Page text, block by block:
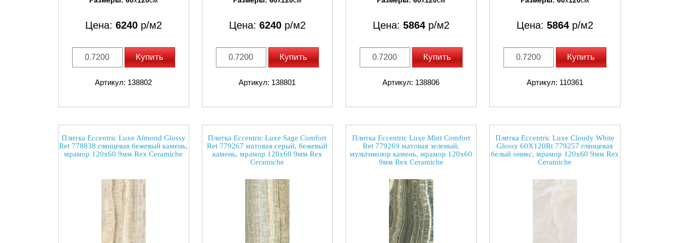
Цена: 6240р/м2
Купить
Артикул: 138802
Цена: 6240р/м2
Купить
Артикул: 138801
Цена: 5864р/м2
Купить
Артикул: 138806
Цена: 5864р/м2
Купить
Артикул: 110361
Плитка Eccentric Luxe Almond Glossy
Ret 778838 глянцевая бежевый камень,
мрамор 120x60 9мм Rex Ceramiche
Плитка Eccentric Luxe Sage Comfort
Ret 779267 матовая серый, бежевый
камень, мрамор 120x60 9мм Rex
Ceramiche
Плитка Eccentric Luxe Mint Comfort
Ret 779269 матовая зеленый,
мультиколор камень, мрамор 120x60
9мм Rex Ceramiche
Плитка Eccentric Luxe Cloudy White
Glossy 60X120Rt 779257 глянцевая
белый оникс, мрамор 120x60 9мм Rex
Ceramiche